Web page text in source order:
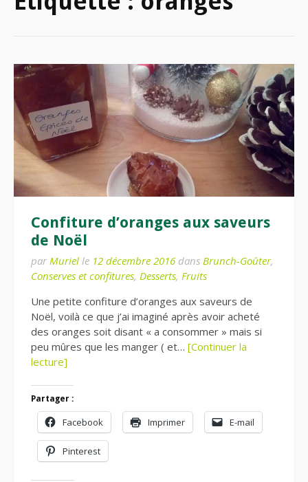
Confiture d’oranges aux saveurs
de Noël
par Muriel le 12 décembre 2016 dans Brunch-Goûter,
Conserves et confitures, Desserts, Fruits
Une petite confiture d’oranges aux saveurs de
Noël, voilà ce que j’ai imaginé après avoir acheté
des oranges soit disant « a consommer » mais si
peu mûres que les manger ( et… [Continuer la
lecture]
Partager :
Facebook Imprimer E-mail
Pinterest